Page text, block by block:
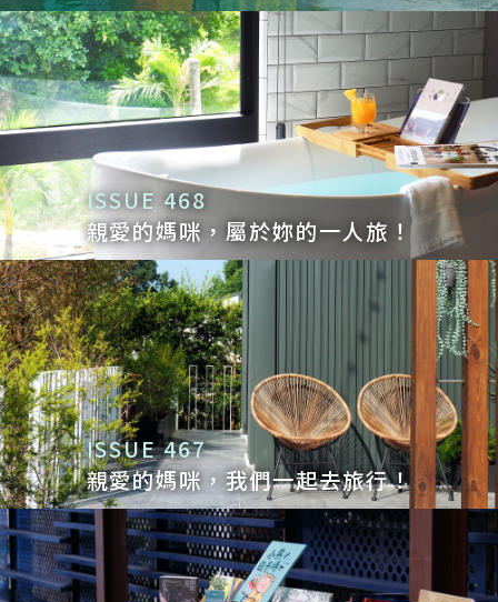
ISSUE 468
親愛的媽咪，屬於妳的一人旅！
ISSUE 467
親愛的媽咪，我們一起去旅行！